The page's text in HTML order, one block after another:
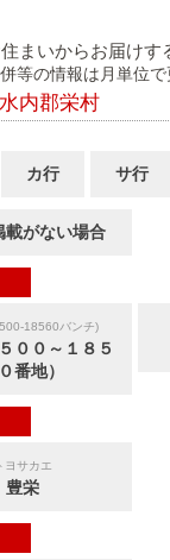
まいからお届けす
等の情報は月単位で
内郡栄村
カ行 サ行
載がない場合
18560バンチ)
００～１８５
番地）
ヨサカエ
豊栄